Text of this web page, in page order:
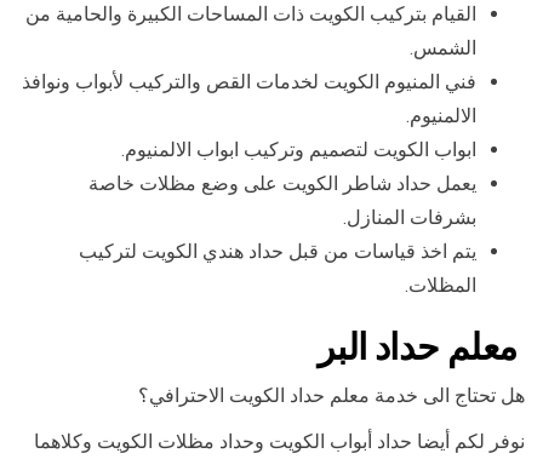
القيام بتركيب الكويت ذات المساحات الكبيرة والحامية من
الشمس.
فني المنيوم الكويت لخدمات القص والتركيب لأبواب ونوافذ
الالمنيوم.
ابواب الكويت لتصميم وتركيب ابواب الالمنيوم.
يعمل حداد شاطر الكويت على وضع مظلات خاصة
بشرفات المنازل.
يتم اخذ قياسات من قبل حداد هندي الكويت لتركيب
المظلات.
معلم حداد البر
هل تحتاج الى خدمة معلم حداد الكويت الاحترافي؟
نوفر لكم أيضا حداد أبواب الكويت وحداد مظلات الكويت وكلاهما